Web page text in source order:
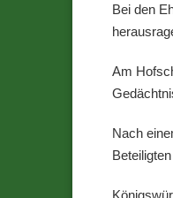
Bei den
Am
Nach